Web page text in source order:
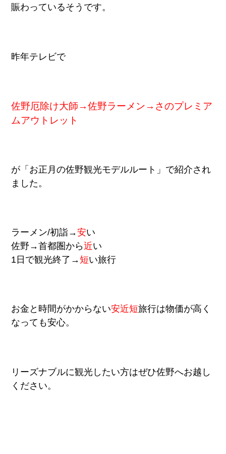
賑わっているそうです。
昨年テレビで
佐野厄除け大師→佐野ラーメン→さのプレミア
ムアウトレット
が「お正月の佐野観光モデルルート」で紹介され
ました。
ラーメン/初詣→安い
佐野→首都圏から近い
1日で観光終了→短い旅行
お金と時間がかからない安近短旅行は物価が高く
なっても安心。
リーズナブルに観光したい方はぜひ佐野へお越し
ください。